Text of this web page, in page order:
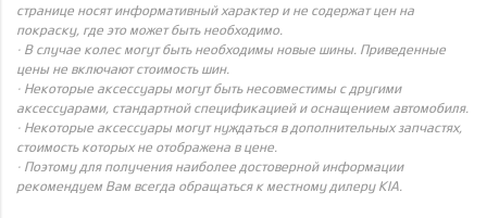
странице носят информативный характер и не содержат цен на
покраску, где это может быть необходимо.
· В случае колес могут быть необходимы новые шины. Приведенные
цены не включают стоимость шин.
· Некоторые аксессуары могут быть несовместимы с другими
аксессуарами, стандартной спецификацией и оснащением автомобиля.
· Некоторые аксессуары могут нуждаться в дополнительных запчастях,
стоимость которых не отображена в цене.
· Поэтому для получения наиболее достоверной информации
рекомендуем Вам всегда обращаться к местному дилеру KIA.